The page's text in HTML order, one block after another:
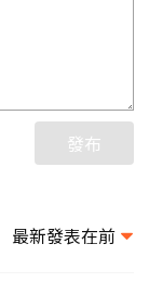
發布
最新發表在前